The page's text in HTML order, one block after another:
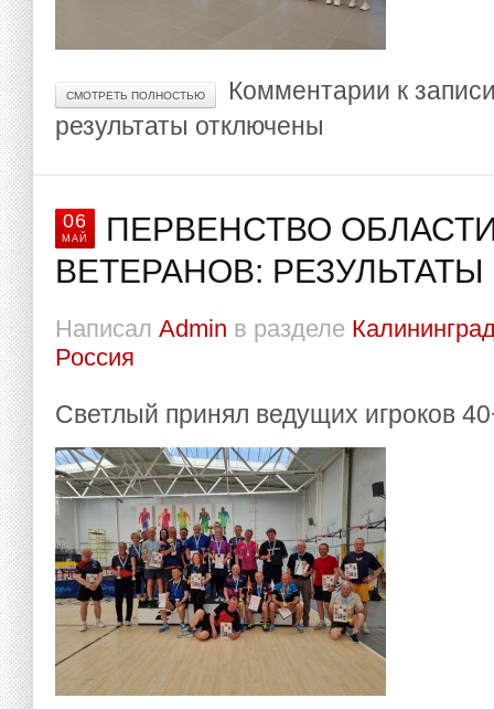
СМОТРЕТЬ ПОЛНОСТЬЮ Комментарии к
результаты отключены
06
МАЙ
ПЕРВЕНСТВО
ВЕТЕРАНОВ: РЕЗУЛЬТАТЫ
Написал Admin в разделе
Россия
Светлый принял ведущих игроков